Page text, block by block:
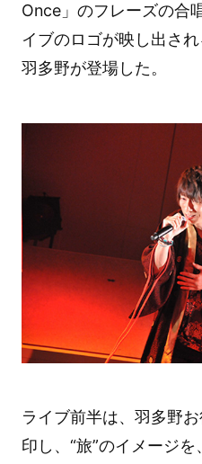
Once」のフレーズの合
イブのロゴが映し出さ
羽多野が登場した。
ライブ前半は、羽多野
印し、“旅”のイメージ